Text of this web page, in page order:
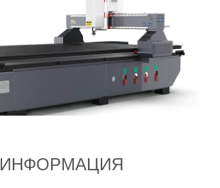
Гравировка с ЧПУ
ИНФОРМАЦИЯ